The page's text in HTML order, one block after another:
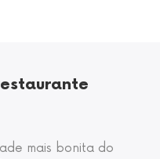
mais bonita do